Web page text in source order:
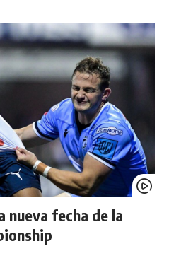
nueva fecha de la